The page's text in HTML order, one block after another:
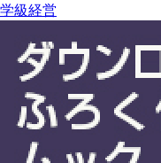
学級経営